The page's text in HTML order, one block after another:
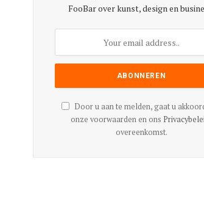
FooBar over kunst, design en
Door u aan te melden, gaat u
onze voorwaarden en ons
overeenkomst.